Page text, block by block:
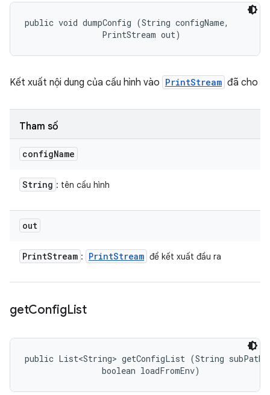
public void dumpConfig (String configName,
                PrintStream out)
Kết xuất nội dung của cấu hình vào PrintStream đã cho
Tham số
configName
String : tên cấu hình
out
PrintStream : PrintStream để kết xuất đầu ra
getConfigList
public List<String> getConfigList (String
                boolean loadFromEnv)